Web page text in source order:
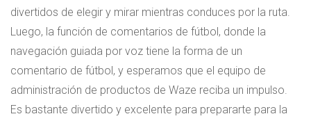
divertidos de elegir y mirar mientras conduces por la ruta.
Luego, la función de comentarios de fútbol, ​​donde la
navegación guiada por voz tiene la forma de un
comentario de fútbol, ​​y esperamos que el equipo de
administración de productos de Waze reciba un impulso.
Es bastante divertido y excelente para prepararte para la